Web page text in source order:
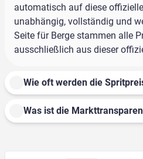
automatisch auf diese
unabhängig, vollständig und
Seite für Berge stammen alle
ausschließlich aus dieser
Wie oft werden die
Was ist die